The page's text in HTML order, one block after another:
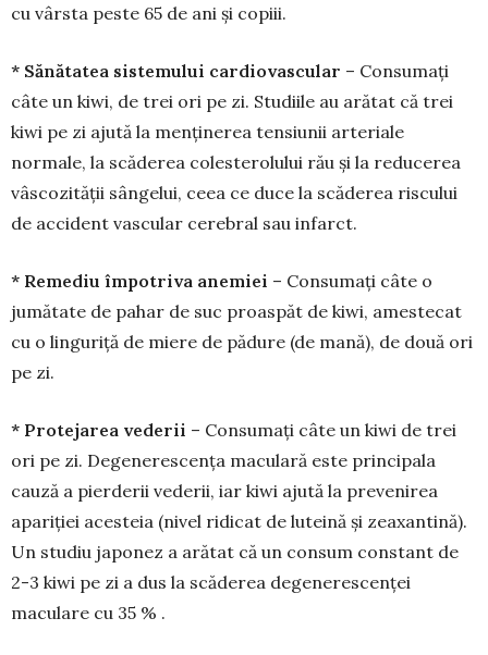
cu vârsta peste 65 de ani și copiii.
* Sănătatea sistemului cardiovascular – Consumați
câte un kiwi, de trei ori pe zi. Stu­diile au arătat că trei
kiwi pe zi ajută la menținerea ten­siunii arteriale
normale, la scăderea colestero­lului rău și la reducerea
vâscozității sângelui, ceea ce duce la scăderea riscului
de accident vascular cere­bral sau infarct.
* Remediu împotriva anemiei – Consu­mați câte o
jumătate de pahar de suc proas­păt de kiwi, amestecat
cu o linguriță de miere de pădure (de mană), de două ori
pe zi.
* Protejarea vederii – Consumați câte un kiwi de trei
ori pe zi. Dege­nerescența maculară este principala
cauză a pier­derii vederii, iar kiwi ajută la prevenirea
apariției acesteia (nivel ridicat de luteină și zeaxantină).
Un studiu japonez a arătat că un consum constant de
2-3 kiwi pe zi a dus la scăderea degenerescenței
maculare cu 35 % .